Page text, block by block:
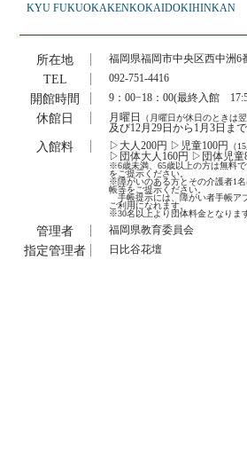
KYU FUKUOKAKENKOKAIDOKIHINKAN
所在地 福岡県福岡市中央区西中洲6
TEL 092-751-4416
開館時間 9：00−18：00(最終入館
休館日 月曜日 （月曜日が休日のときは翌
及び12月29日から1月3日まで
入館料 ▷大人200円 ▷児童100円 （
▷団体大人160円 ▷団体児童
※6歳未満、65歳以上の方は無料
をご提示ください。
※障がいのある方とその介護者1
帳等をご提示ください。
手帳提示には、障がい者手帳ア
ご利用になれます。
※30名以上より団体料金となりま
管理者 福岡県教育委員会
指定管理者 日比谷花壇